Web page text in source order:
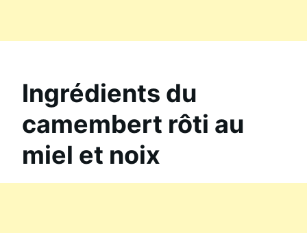
Ingrédients du
camembert rôti au
miel et noix